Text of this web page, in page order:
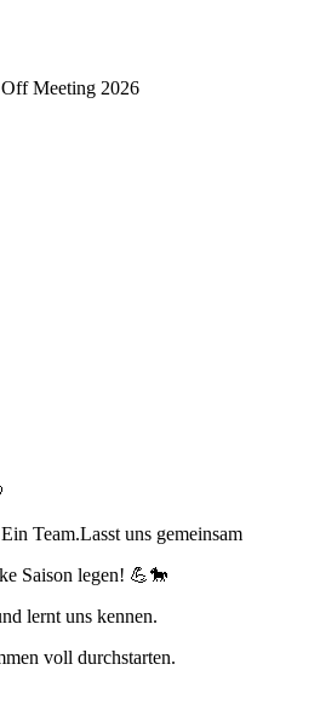
Meeting 2026
Team.Lasst uns gemeinsam
Saison legen! 💪🐎
lernt uns kennen.
voll durchstarten.